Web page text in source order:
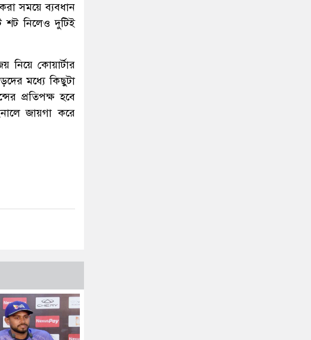
সময়ে ব্যবধান
শট নিলেও দুটিই
কোয়ার্টার
মধ্যে কিছুটা
প্রতিপক্ষ হবে
জায়গা করে